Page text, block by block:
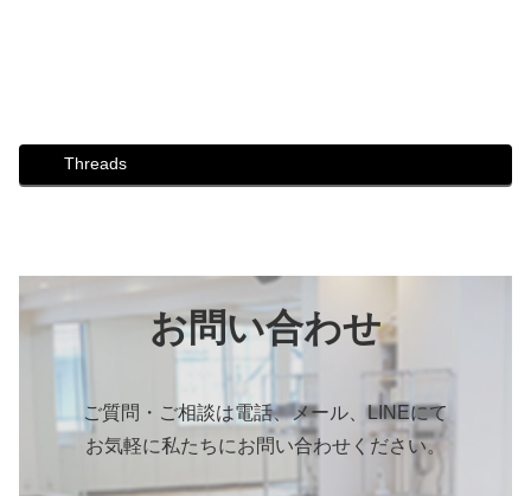
Threads
お問い合わせ
ご質問・ご相談は電話、メール、LINEにて
お気軽に私たちにお問い合わせください。